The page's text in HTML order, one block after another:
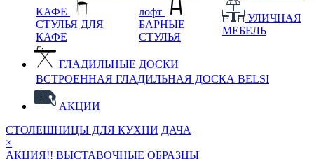
КАФЕ
СТУЛЬЯ ДЛЯ
КАФЕ
лофт
БАРНЫЕ
СТУЛЬЯ
УЛИЧНАЯ
МЕБЕЛЬ
ГЛАДИЛЬНЫЕ ДОСКИ
ВСТРОЕННАЯ ГЛАДИЛЬНАЯ ДОСКА BELSI
АКЦИИ
СТОЛЕШНИЦЫ ДЛЯ КУХНИ ДАЧА
×
АКЦИЯ!! ВЫСТАВОЧНЫЕ ОБРАЗЦЫ